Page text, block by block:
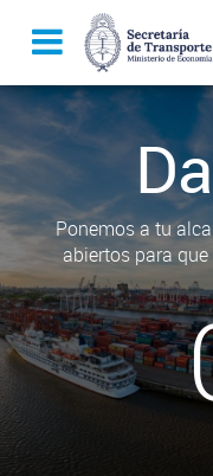
Ponemos a tu
abiertos para